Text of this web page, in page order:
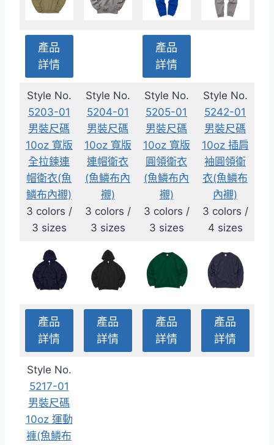
產品
詳情
產品
詳情
Style No.
5203-01
男裝尺碼
10oz 寬版
全拉鍊連
帽衛衣(魚
鱗布內襯)
3 colors /
3 sizes
Style No.
5204-01
男裝尺碼
10oz 寬版
連帽衛衣
(魚鱗布內
襯)
3 colors /
3 sizes
Style No.
5205-01
男裝尺碼
10oz 寬版
圓領衛衣
(魚鱗布內
襯)
3 colors /
3 sizes
Style No.
5242-01
男裝尺碼
10oz 插肩
袖圓領衛
衣(魚鱗布
內襯)
3 colors /
4 sizes
產品
詳情
產品
詳情
產品
詳情
產品
詳情
Style No.
5217-01
男裝尺碼
10oz 運動
褲(魚鱗布